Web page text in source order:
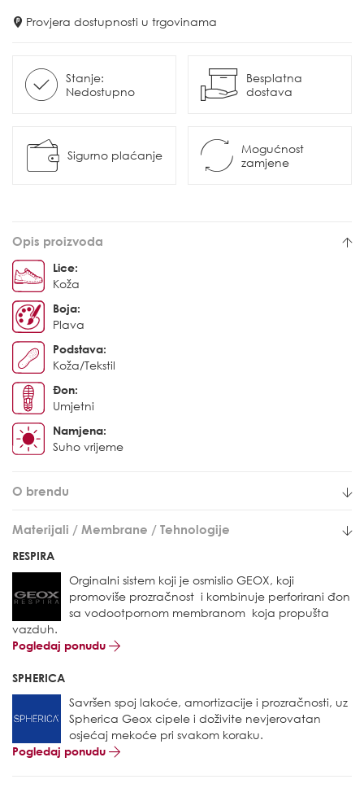
Provjera dostupnosti u trgovinama
Stanje:
Nedostupno
Besplatna
dostava
Sigurno plaćanje
Mogućnost
zamjene
Opis proizvoda
Lice:
Koža
Boja:
Plava
Podstava:
Koža/Tekstil
Đon:
Umjetni
Namjena:
Suho vrijeme
O brendu
Materijali / Membrane / Tehnologije
RESPIRA
Orginalni sistem koji je osmislio GEOX, koji
promoviše prozračnost i kombinuje perforirani đon
sa vodootpornom membranom koja propušta
vazduh.
Pogledaj ponudu
SPHERICA
Savršen spoj lakoće, amortizacije i prozračnosti, uz
Spherica Geox cipele i doživite nevjerovatan
osjećaj mekoće pri svakom koraku.
Pogledaj ponudu